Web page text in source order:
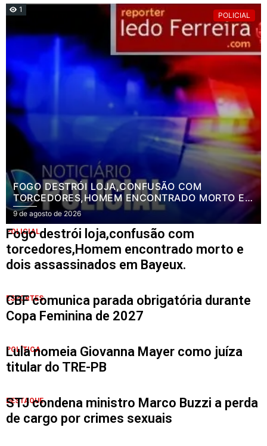
1
POLICIAL
FOGO DESTRÓI LOJA,CONFUSÃO COM
TORCEDORES,HOMEM ENCONTRADO MORTO E
DOIS ASSASSINADOS EM BAYEUX.
9 de agosto de 2026
POLICIAL
Fogo destrói loja,confusão com
torcedores,Homem encontrado morto e
dois assassinados em Bayeux.
ESPORTES
CBF comunica parada obrigatória durante
Copa Feminina de 2027
POLÍTICA
Lula nomeia Giovanna Mayer como juíza
titular do TRE-PB
DESTAQUE
STJ condena ministro Marco Buzzi a perda
de cargo por crimes sexuais